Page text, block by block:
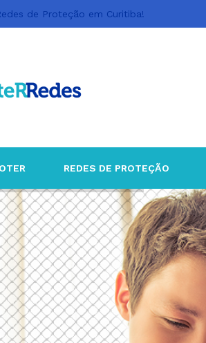
de Proteção em Curitiba!
REDES DE PROTEÇÃO